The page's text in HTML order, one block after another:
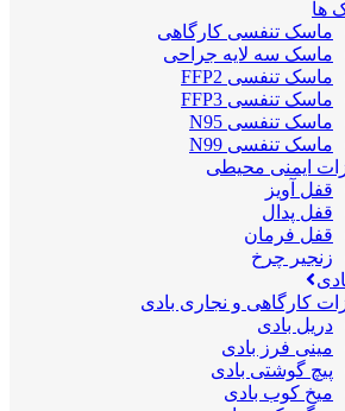
ها
ماسک تنفسی کارگاهی
ماسک سه لایه جراحی
ماسک تنفسی FFP2
ماسک تنفسی FFP3
ماسک تنفسی N95
ماسک تنفسی N99
ایمنی محیطی
قفل آویز
قفل پدال
قفل فرمان
زنجیر چرخ
کارگاهی و نجاری بادی
دریل بادی
مینی فرز بادی
پیچ گوشتی بادی
میخ کوب بادی